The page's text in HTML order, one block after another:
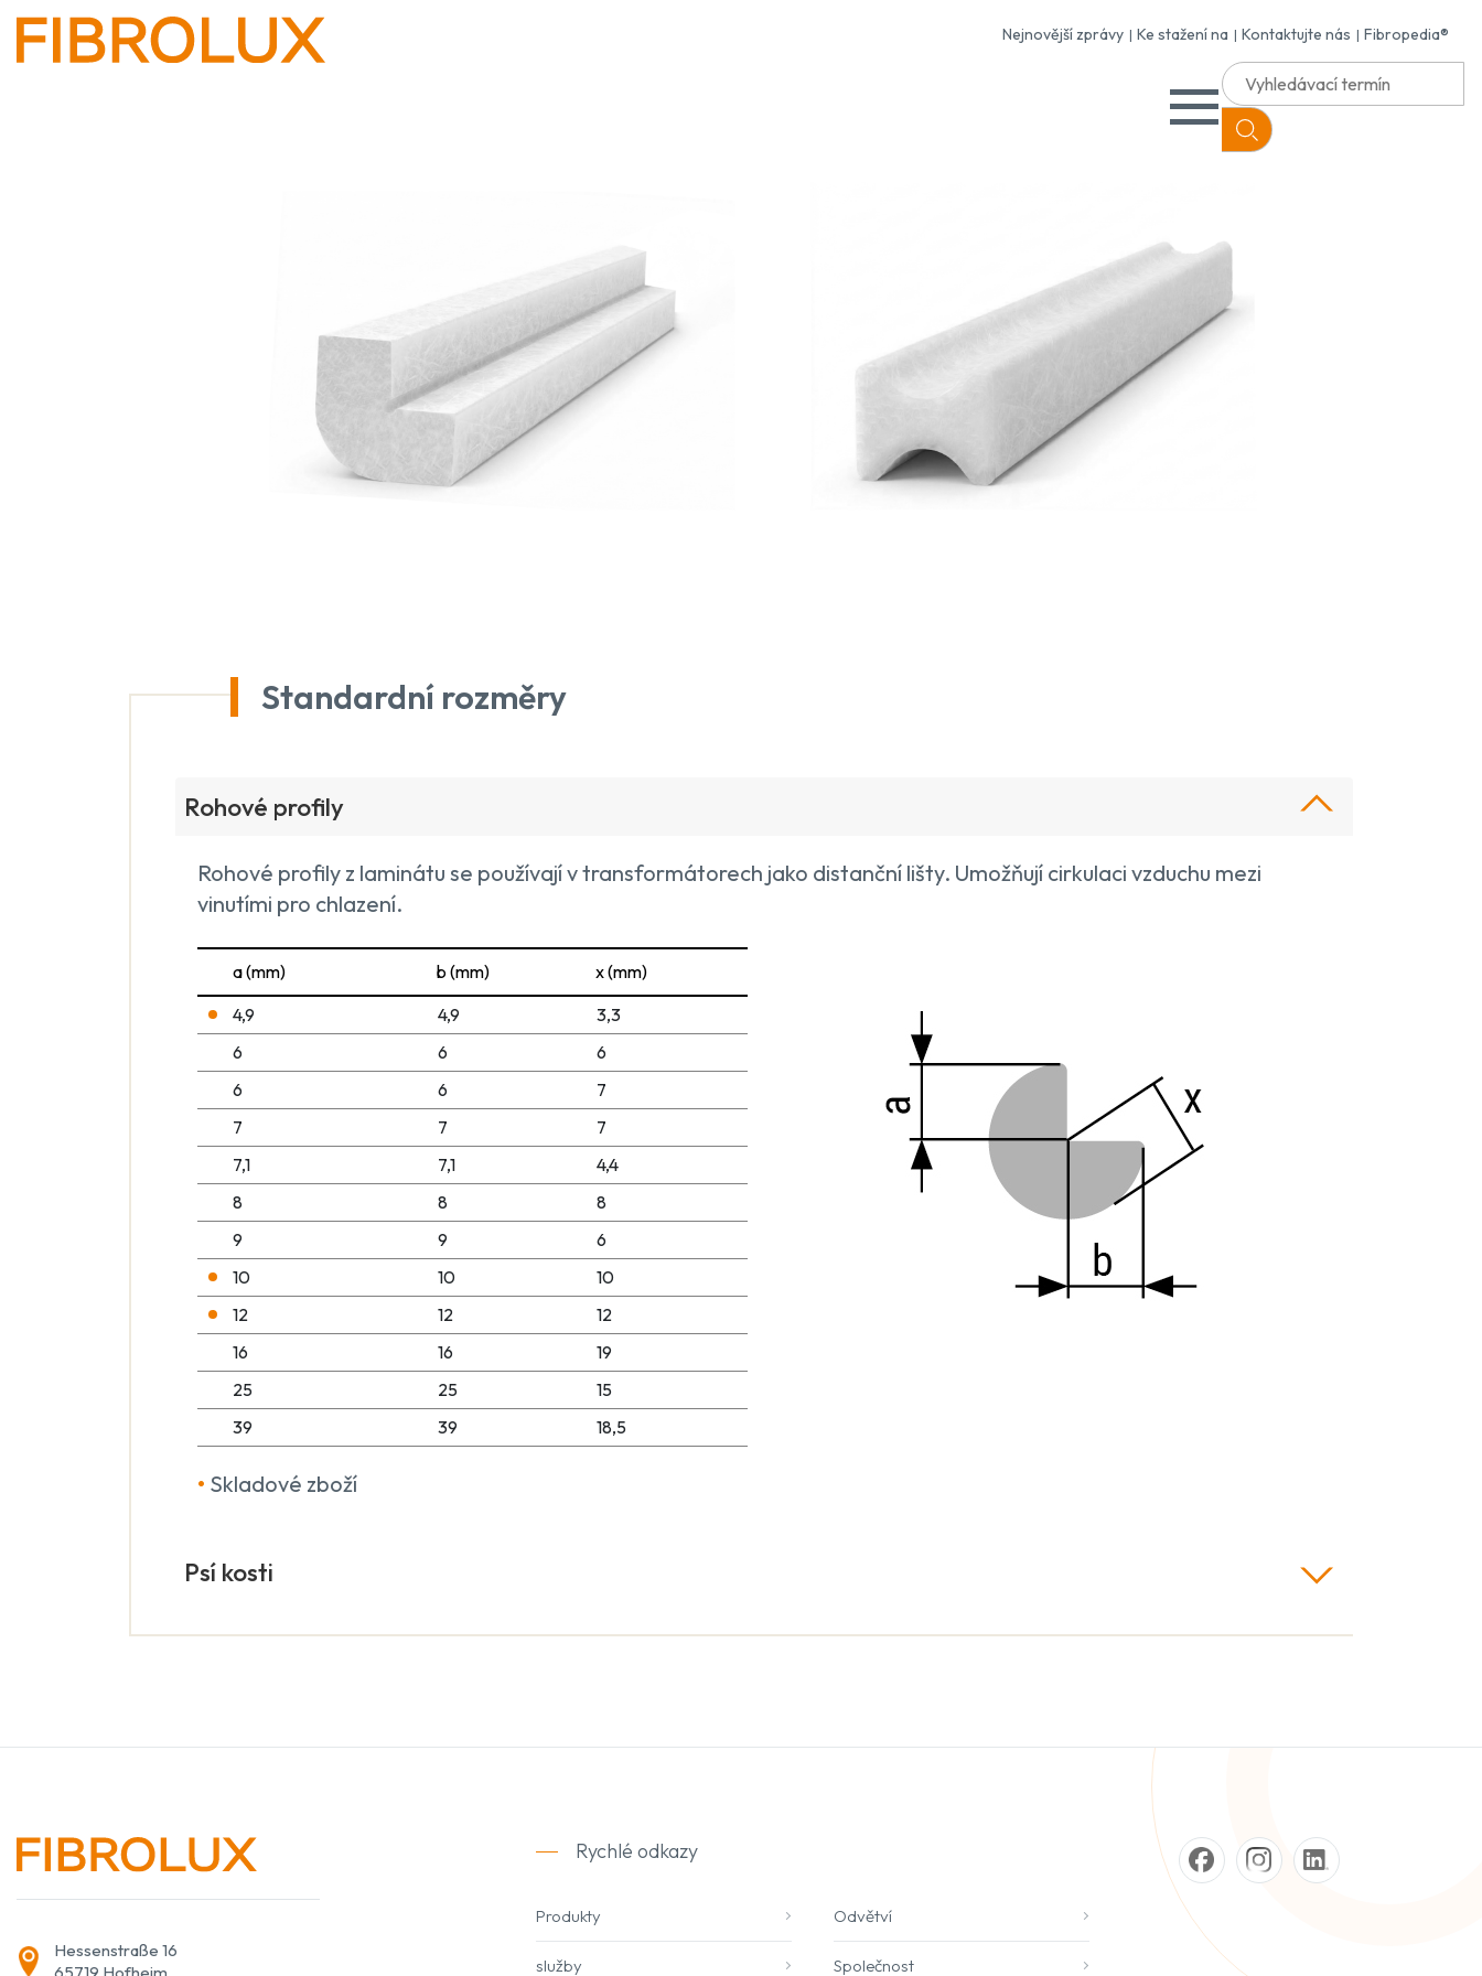
Nejnovější zprávy Ke stažení na Kontaktujte nás Fibropedia®
Standardní rozměry
Rohové profily
Rohové profily z laminátu se používají v transformátorech jako distanční lišty. Umožňují cirkulaci vzduchu mezi
vinutími pro chlazení.
a (mm) b (mm)
x (mm)
4,9
4,9
3,3
6
6
6
6
6
7
7
7
7
7,1
7,1
4,4
8
8
8
9
9
6
10
10
10
12
12
12
16
16
19
25
25
15
39
39 18,5
• Skladové zboží
Psí kosti
Hessenstraße 16
Rychlé odkazy
Produkty Odvětví
služby Společnost